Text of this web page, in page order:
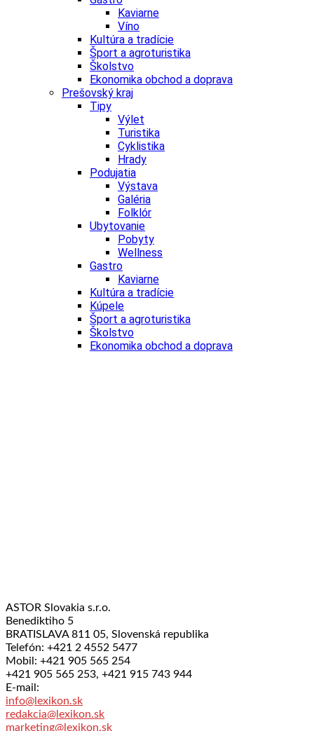
Kaviarne
Víno
Kultúra a tradície
Šport a agroturistika
Školstvo
Ekonomika obchod a doprava
Prešovský kraj
Tipy
Výlet
Turistika
Cyklistika
Hrady
Podujatia
Výstava
Galéria
Folklór
Ubytovanie
Pobyty
Wellness
Gastro
Kaviarne
Kultúra a tradície
Kúpele
Šport a agroturistika
Školstvo
Ekonomika obchod a doprava
ASTOR Slovakia s.r.o.
Benediktiho 5
BRATISLAVA 811 05, Slovenská republika
Telefón: +421 2 4552 5477
Mobil: +421 905 565 254
+421 905 565 253, +421 915 743 944
E-mail:
info@lexikon.sk
redakcia@lexikon.sk
marketing@lexikon.sk